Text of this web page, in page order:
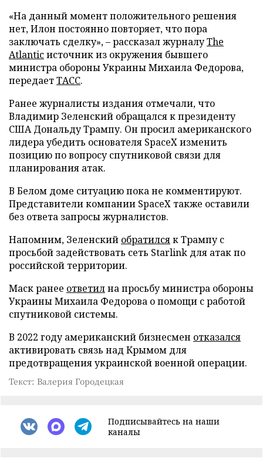
«На данный момент положительного решения
нет, Илон постоянно повторяет, что пора
заключать сделку», – рассказал журналуThe
Atlanticисточник из окружения бывшего
министра обороны Украины Михаила Федорова,
передаетТАСС.
Ранее журналисты издания отмечали, что
Владимир Зеленский обращался к президенту
США Дональду Трампу. Он просил американского
лидера убедить основателя SpaceX изменить
позицию по вопросу спутниковой связи для
планирования атак.
В Белом доме ситуацию пока не комментируют.
Представители компании SpaceX также оставили
без ответа запросы журналистов.
Напомним, Зеленский обратилсяк Трампу с
просьбой задействовать сеть Starlink для атак по
российской территории.
Маск ранее ответилна просьбу министра обороны
Украины Михаила Федорова о помощи с работой
спутниковой системы.
В 2022 году американский бизнесмен отказался
активировать связь над Крымом для
предотвращения украинской военной операции.
Текст: Валерия Городецкая
Подписывайтесь на наши
каналы